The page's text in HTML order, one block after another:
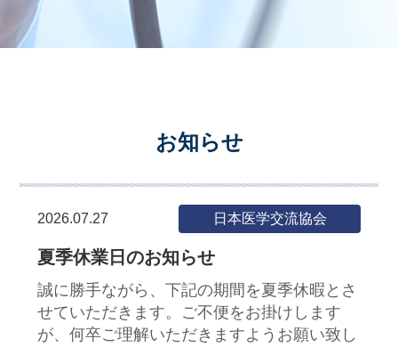
プライバシーポリシー
お知らせ
2026.07.27 日本医学交流協会
夏季休業日のお知らせ
誠に勝手ながら、下記の期間を夏季休暇とさ
せていただきます。ご不便をお掛けします
が、何卒ご理解いただきますようお願い致し